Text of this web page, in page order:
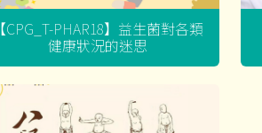
【CPG_T-PHAR18】益生菌對各類
健康狀況的迷思